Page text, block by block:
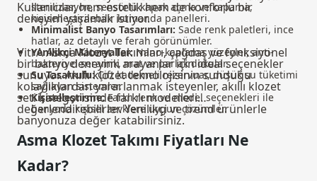
Kullanıcılar, hem estetik hem de konforlu bir
deneyim yaşamak istiyor.
sterilizasyon, sensörlü kapak açma ve kapama,
kişiselleştirilebilir kumanda panelleri.
Minimalist Banyo Tasarımları: Sade renk paletleri, ince
hatlar, az detaylı ve ferah görünümler.
Yenilikçi Materyaller:Nano-kaplama yüzeyler, anti-
bakteriyel seramik, mat ve parlak dokular.
Su Tasarrufu:Çift kademeli rezervuar, düşük su tüketimi
sağlayan sistemler.
Kişiselleştirme:Farklı renk ve model seçenekleri ile
banyoda kişisel zevklere uygun çözümler.
VitrA Asma Klozet Takımları, çağdaş ve fonksiyonel
bir banyo deneyimi arayanlar için ideal seçenekler
sunuyor. Akıllı klozet teknolojisinin sunduğu
kolaylıklardan yararlanmak isteyenler, akıllı klozet
setikategorisinde farklı modelleri
değerlendirebilirler. Yenilikçi ve trend ürünlerle
banyonuza değer katabilirsiniz.
Asma Klozet Takımı Fiyatları Ne
Kadar?